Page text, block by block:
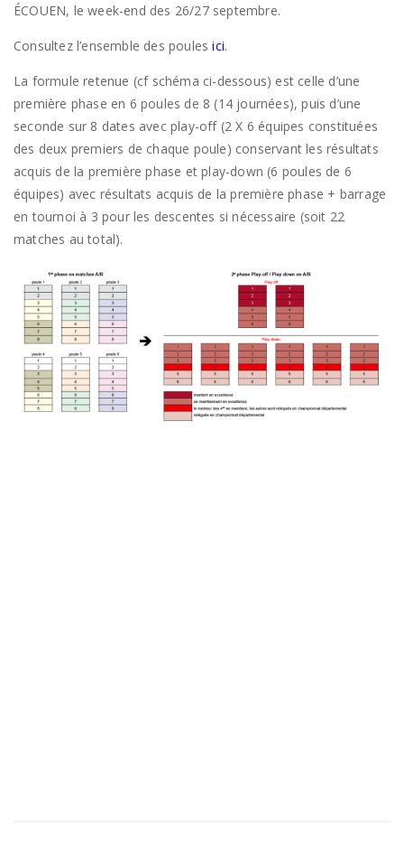
ÉCOUEN, le week-end des 26/27 septembre.
Consultez l’ensemble des poulesici.
La formule retenue (cf schéma ci-dessous) est celle d’une
première phase en 6 poules de 8 (14 journées), puis d’une
seconde sur 8 dates avec play-off (2 X 6 équipes constituées
des deux premiers de chaque poule) conservant les résultats
acquis de la première phase et play-down (6 poules de 6
équipes) avec résultats acquis de la première phase + barrage
en tournoi à 3 pour les descentes si nécessaire (soit 22
matches au total).